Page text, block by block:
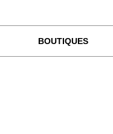
BOUTIQUES